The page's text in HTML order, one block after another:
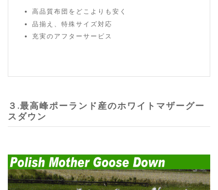
高品質布団をどこよりも安く
品揃え、特殊サイズ対応
充実のアフターサービス
３.最高峰ポーランド産のホワイトマザーグー
スダウン